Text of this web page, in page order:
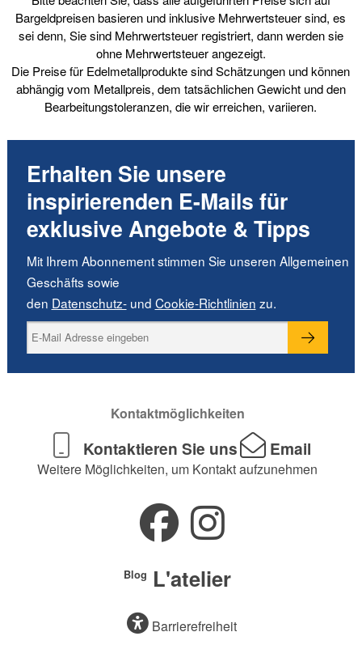
Bargeldpreisen basieren und inklusive Mehrwertsteuer sind, es
sei denn, Sie sind Mehrwertsteuer registriert, dann werden sie
ohne Mehrwertsteuer angezeigt.
Die Preise für Edelmetallprodukte sind Schätzungen und können
abhängig vom Metallpreis, dem tatsächlichen Gewicht und den
Bearbeitungstoleranzen, die wir erreichen, variieren.
Erhalten Sie unsere
inspirierenden E-Mails für
exklusive Angebote & Tipps
Mit Ihrem Abonnement stimmen Sie unseren Allgemeinen
Geschäfts sowie
den Datenschutz-und Cookie-Richtlinien zu.
Kontaktmöglichkeiten
Kontaktieren Sie uns Email
Weitere Möglichkeiten, um Kontakt aufzunehmen
Blog L'atelier
Barrierefreiheit